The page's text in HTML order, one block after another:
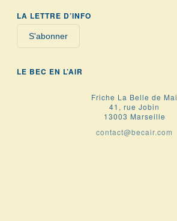
LA LETTRE D’INFO
S'abonner
LE BEC EN L’AIR
Friche La Belle de Mai
41, rue Jobin
13003 Marseille
contact@becair.com